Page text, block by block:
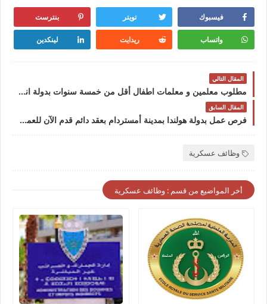
فيسبوك تويتر بنترست
واتساب ريدايت لينكدين
المقال التالي
مطلوب معلمين و معلمات اطفال أقل من خمسة سنوات بدولة انجلترا مدة العقد ثلاثة سنوات
المقال السابق
فرص عمل بدولة هولندا بمدينة أمستردام بعقد دائم قدم الآن للعمل 2024
وظائف عسكرية
أخر المواضيع من قسم : وظائف عسكرية